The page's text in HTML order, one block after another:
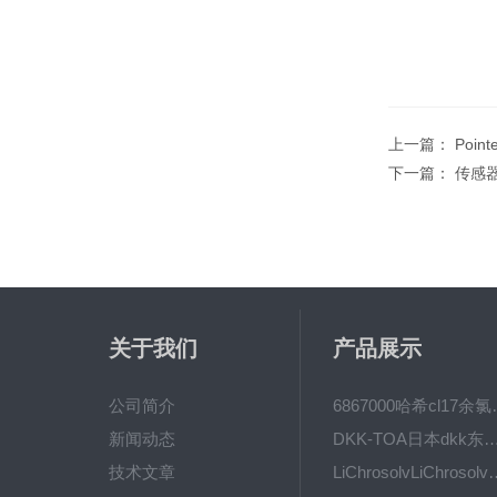
上一篇：
下一篇： 传感
关于我们
公司简介
新闻动态
技术文章
产品展示
6867000
DKK-TOA日本dkk东亚电